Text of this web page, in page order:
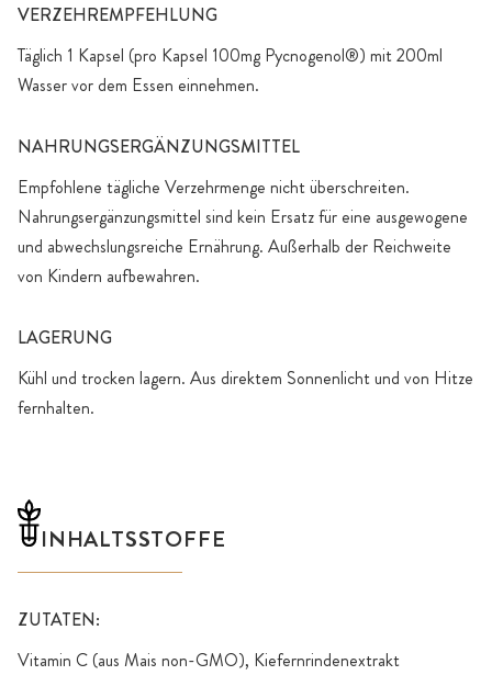
VERZEHREMPFEHLUNG
Täglich 1 Kapsel (pro Kapsel 100mg Pycnogenol®) mit 200ml
Wasser vor dem Essen einnehmen.
NAHRUNGSERGÄNZUNGSMITTEL
Empfohlene tägliche Verzehrmenge nicht überschreiten.
Nahrungsergänzungsmittel sind kein Ersatz für eine ausgewogene
und abwechslungsreiche Ernährung. Außerhalb der Reichweite
von Kindern aufbewahren.
LAGERUNG
Kühl und trocken lagern. Aus direktem Sonnenlicht und von Hitze
fernhalten.
INHALTSSTOFFE
ZUTATEN:
Vitamin C (aus Mais non-GMO), Kiefernrindenextrakt